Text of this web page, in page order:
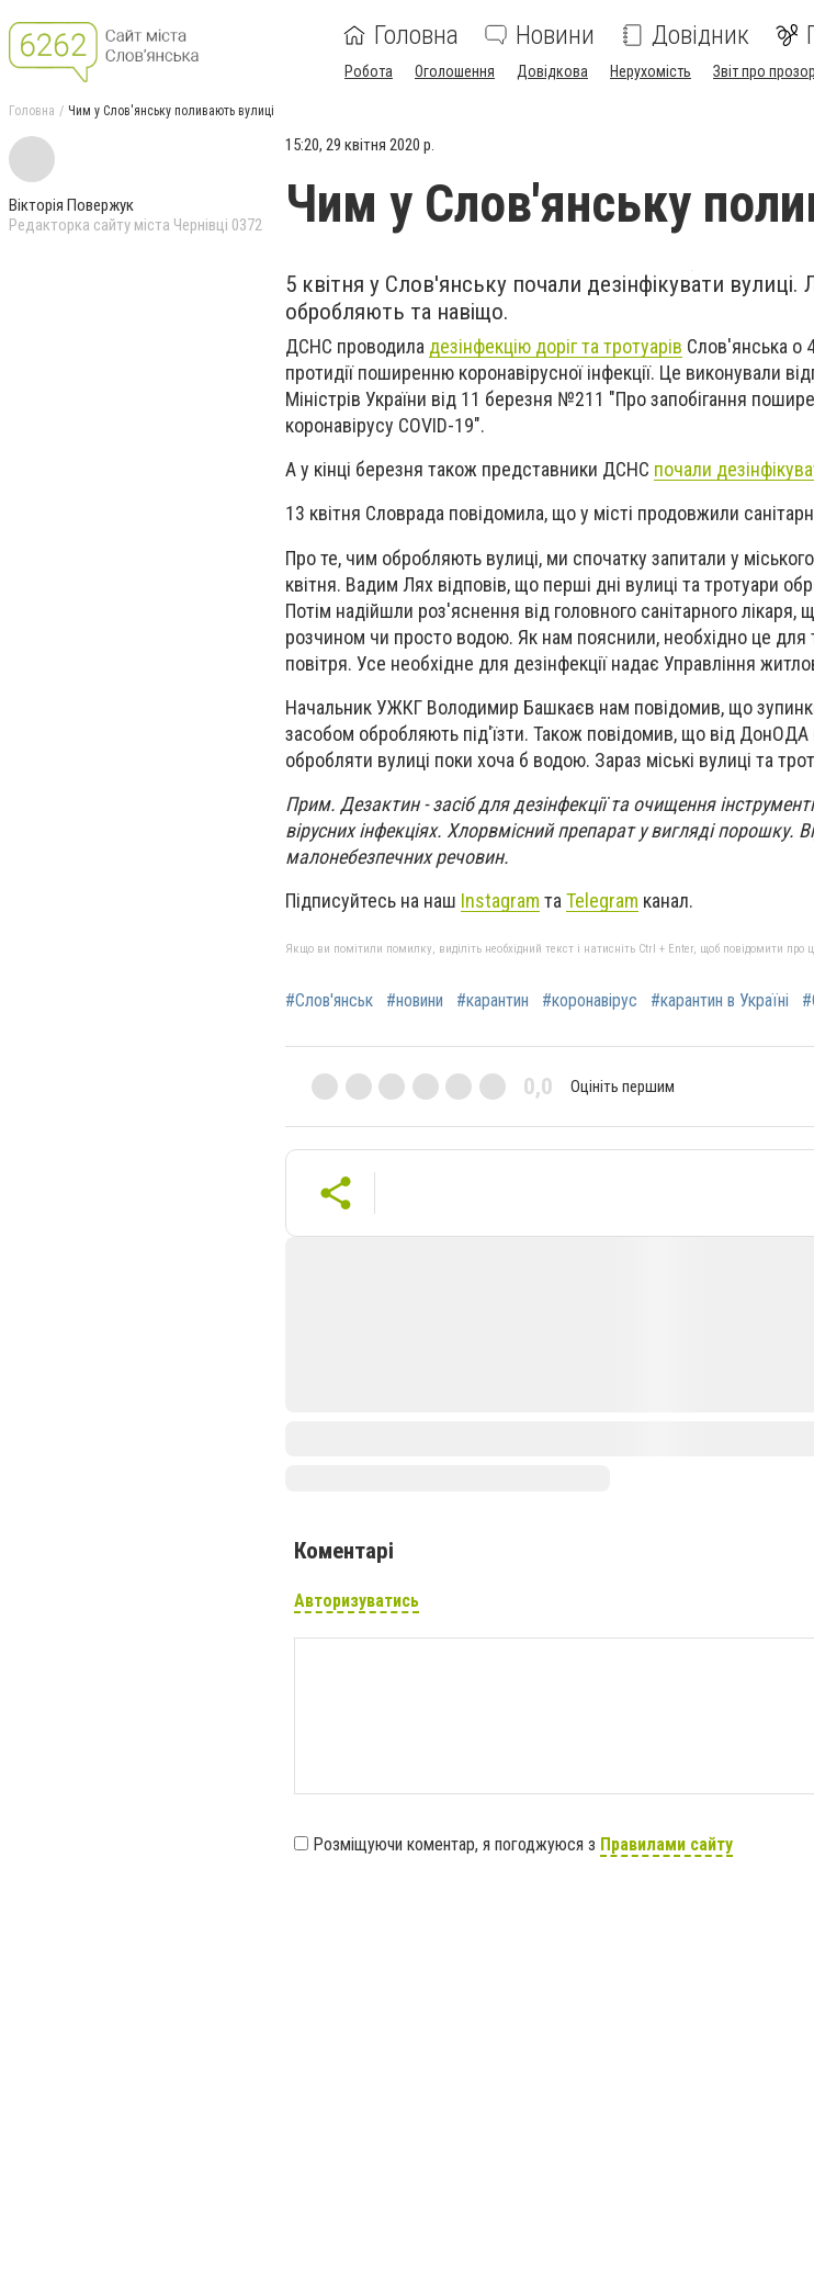
Головна Новини Довідник
Робота Оголошення Довідкова Нерухомість Звіт про
Головна Чим у Слов'янську поливають вулиці
Вікторія Повержук
Редакторка сайту міста Чернівці 0372
15:20, 29 квітня 2020 р.
Чим у Слов'янську
5 квітня у Слов'янську почали дезінфікувати
обробляють та навіщо.
ДСНС проводила дезінфекцію доріг та тротуарів Слов'янська о
протидії поширенню коронавірусної інфекції. Це виконували
Міністрів України від 11 березня №211 "Про запобігання
коронавірусу COVID-19".
А у кінці березня також представники ДСНС почали
13 квітня Словрада повідомила, що у місті продовжили
Про те, чим обробляють вулиці, ми спочатку запитали у
квітня. Вадим Лях відповів, що перші дні вулиці та тротуари
Потім надійшли роз'яснення від головного санітарного
розчином чи просто водою. Як нам пояснили, необхідно це для
повітря. Усе необхідне для дезінфекції надає Управління
Начальник УЖКГ Володимир Башкаєв нам повідомив, що
засобом обробляють під'їзти. Також повідомив, що від
обробляти вулиці поки хоча б водою. Зараз міські вулиці та
Прим. Дезактин - засіб для дезінфекції та очищення
вірусних інфекціях. Хлорвмісний препарат у вигляді порошку.
малонебезпечних речовин.
Підписуйтесь на наш Instagram та Telegram канал.
Якщо ви помітили помилку, виділіть необхідний текст і натисніть Ctrl + Enter, щоб повідомити про
#Слов'янськ #новини #карантин #коронавірус #карантин в Україні
0,0 Оцініть першим
Коментарі
Авторизуватись
Розміщуючи коментар, я погоджуюся з Правилами сайту